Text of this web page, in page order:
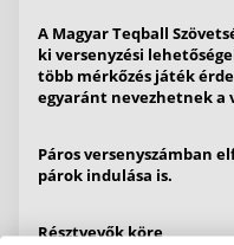
A Magyar Teqball
ki versenyzési
több mérkőzés játék
egyaránt nevezhetnek a
Páros versenyszámban
párok indulása is.
Résztvevők köre